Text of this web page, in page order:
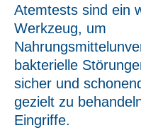
Atemtests sind ein
Werkzeug, um
bakterielle
sicher und
gezielt zu
Eingriffe.